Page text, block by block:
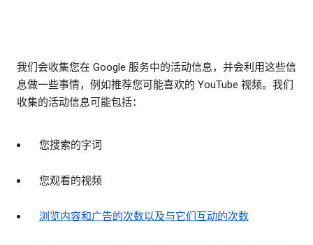
我们会收集您在 Google 服务中的活动信息，并会利用这些信
息做一些事情，例如推荐您可能喜欢的 YouTube 视频。我们
收集的活动信息可能包括：
您搜索的字词
您观看的视频
浏览内容和广告的次数以及与它们互动的次数